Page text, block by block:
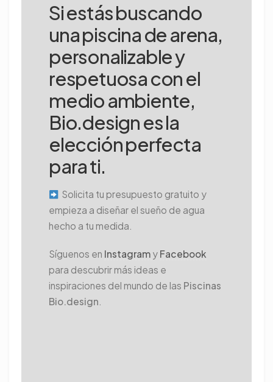
Si estás buscando
una piscina de arena,
personalizable y
respetuosa con el
medio ambiente,
Bio.design es la
elección perfecta
para ti.
Solicita tu presupuesto gratuito y
empieza a diseñar el sueño de agua
hecho a tu medida.
Síguenos en Instagram y Facebook
para descubrir más ideas e
inspiraciones del mundo de las Piscinas
Bio.design.